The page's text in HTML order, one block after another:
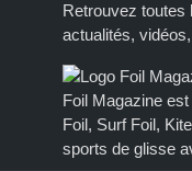
Retrouvez toutes
actualités,
Foil Magazine
Foil, Surf Foil,
sports de glisse